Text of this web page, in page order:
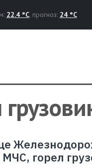
22.4 °C, прогноз: 24 °C
горел